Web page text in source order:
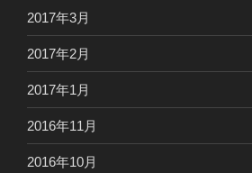
2017年3月
2017年2月
2017年1月
2016年11月
2016年10月